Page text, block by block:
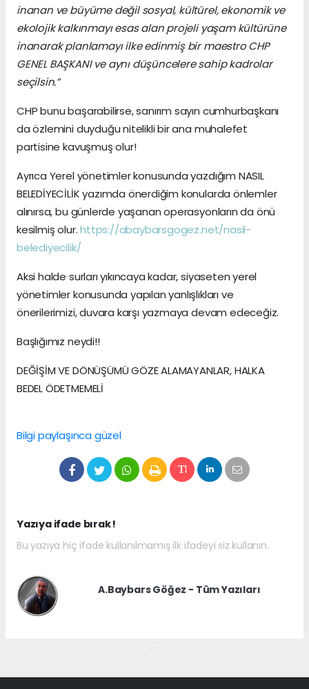
inanan ve büyüme değil sosyal, kültürel, ekonomik ve
ekolojik kalkınmayı esas alan projeli yaşam kültürüne
inanarak planlamayı ilke edinmiş bir maestro CHP
GENEL BAŞKANI ve aynı düşüncelere sahip kadrolar
seçilsin.”
CHP bunu başarabilirse, sanırım sayın cumhurbaşkanı
da özlemini duyduğu nitelikli bir ana muhalefet
partisine kavuşmuş olur!
Ayrıca Yerel yönetimler konusunda yazdığım NASIL
BELEDİYECİLİK yazımda önerdiğim konularda önlemler
alınırsa, bu günlerde yaşanan operasyonların da önü
kesilmiş olur.https://abaybarsgogez.net/nasil-
belediyecilik/
Aksi halde surları yıkıncaya kadar, siyaseten yerel
yönetimler konusunda yapılan yanlışlıkları ve
önerilerimizi, duvara karşı yazmaya devam edeceğiz.
Başlığımız neydi!!
DEĞİŞİM VE DÖNÜŞÜMÜ GÖZE ALAMAYANLAR, HALKA
BEDEL ÖDETMEMELİ
Bilgi paylaşınca güzel
Yazıya ifade bırak !
Bu yazıya hiç ifade kullanılmamış ilk ifadeyi siz kullanın.
A.Baybars Göğez - Tüm Yazıları